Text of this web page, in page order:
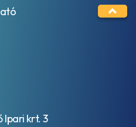
Ipari krt. 3